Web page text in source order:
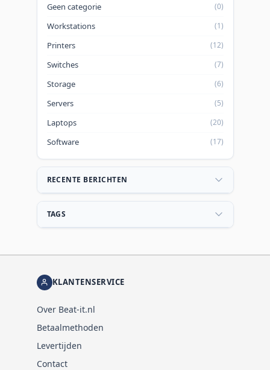
Geen categorie (0)
Workstations (1)
Printers (12)
Switches (7)
Storage (6)
Servers (5)
Laptops (20)
Software (17)
RECENTE BERICHTEN
TAGS
KLANTENSERVICE
Over Beat-it.nl
Betaalmethoden
Levertijden
Contact